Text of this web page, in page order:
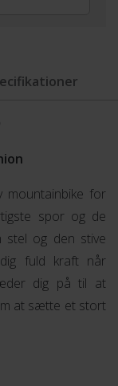
mountainbike for
spor og de
stel og den stive
fuld kraft når
dig på til at
at sætte et stort